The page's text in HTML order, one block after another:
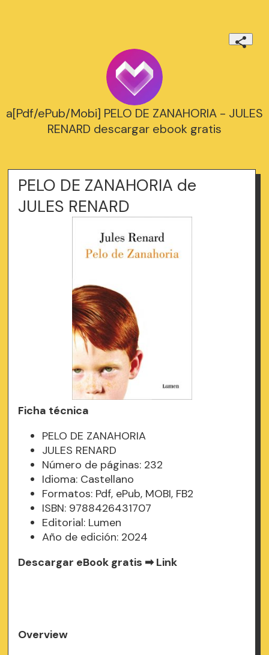
a[Pdf/ePub/Mobi] PELO DE ZANAHORIA - JULES
RENARD descargar ebook gratis
PELO DE ZANAHORIA de
JULES RENARD
Ficha técnica
PELO DE ZANAHORIA
JULES RENARD
Número de páginas: 232
Idioma: Castellano
Formatos: Pdf, ePub, MOBI, FB2
ISBN: 9788426431707
Editorial: Lumen
Año de edición: 2024
Descargar eBook gratis ➡Link
Overview